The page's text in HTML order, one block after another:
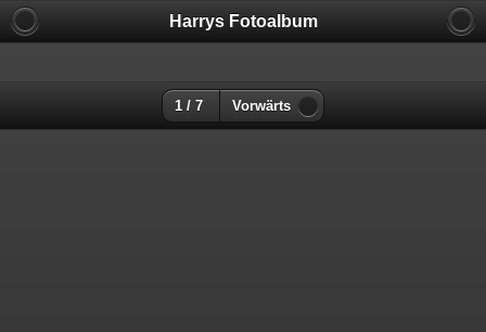
Harrys Fotoalbum
1 / 7 Vorwärts